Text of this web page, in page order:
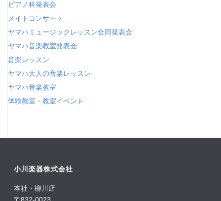
ピアノ科発表会
メイトコンサート
ヤマハミュージックレッスン合同発表会
ヤマハ音楽教室発表会
音楽レッスン
ヤマハ大人の音楽レッスン
ヤマハ音楽教室
体験教室・教室イベント
小川楽器株式会社
本社・柳川店